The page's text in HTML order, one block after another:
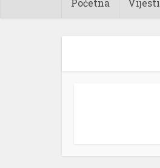
Početna Vijesti